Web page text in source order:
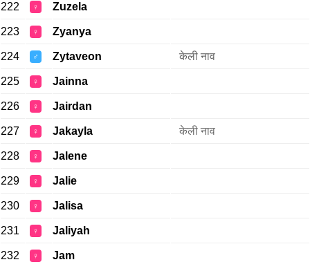
222 ♀ Zuzela
223 ♀ Zyanya
224 ♂ Zytaveon केली नाव
225 ♀ Jainna
226 ♀ Jairdan
227 ♀ Jakayla केली नाव
228 ♀ Jalene
229 ♀ Jalie
230 ♀ Jalisa
231 ♀ Jaliyah
232 ♀ Jam